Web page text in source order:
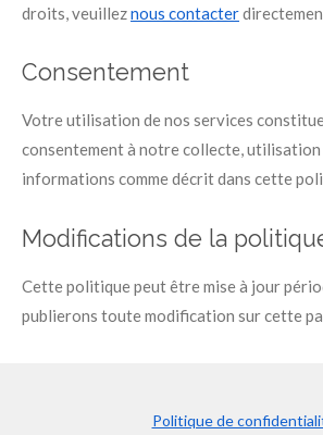
droits, veuilleznous contacter
Consentement
Votre utilisation de nos services
consentement à notre collecte,
informations comme décrit dans cette
Modifications de la
Cette politique peut être mise à jour
publierons toute modification sur cette
Politique de